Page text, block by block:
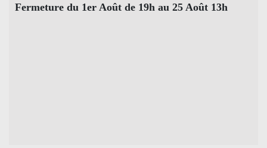
Fermeture du 1er Août de 19h au 25 Août 13h